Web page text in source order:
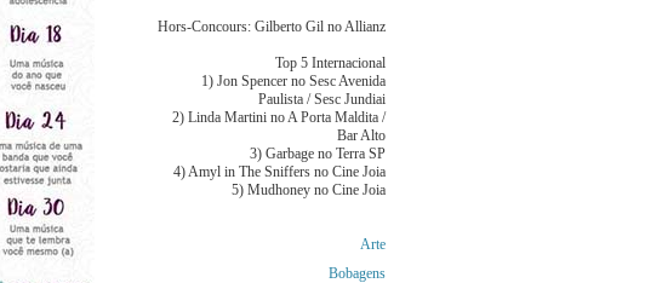
Hors-Concours: Gilberto Gil no Allianz
Top 5 Internacional
1) Jon Spencer no Sesc Avenida
Paulista / Sesc Jundiai
2) Linda Martini no A Porta Maldita /
Bar Alto
3) Garbage no Terra SP
4) Amyl in The Sniffers no Cine Joia
5) Mudhoney no Cine Joia
Arte
Bobagens